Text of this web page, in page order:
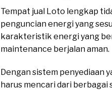
Tempat jual Loto lengkap
penguncian energi yang
karakteristik energi yang
maintenance berjalan aman.
Dengan sistem penyediaan
harus mencari dari berbagai